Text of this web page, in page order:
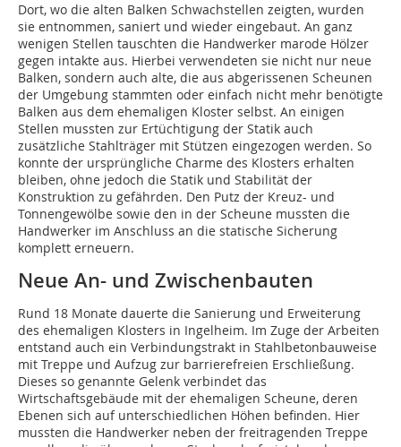
Dort, wo die alten Balken Schwachstellen zeigten, wurden
sie entnommen, saniert und wieder eingebaut. An ganz
wenigen Stellen tauschten die Handwerker marode Hölzer
gegen intakte aus. Hierbei verwendeten sie nicht nur neue
Balken, sondern auch alte, die aus abgerissenen Scheunen
der Umgebung stammten oder einfach nicht mehr benötigte
Balken aus dem ehemaligen Kloster selbst. An einigen
Stellen mussten zur Ertüchtigung der Statik auch
zusätzliche Stahlträger mit Stützen eingezogen werden. So
konnte der ursprüngliche Charme des Klosters erhalten
bleiben, ohne jedoch die Statik und Stabilität der
Konstruktion zu gefährden. Den Putz der Kreuz- und
Tonnengewölbe sowie den in der Scheune mussten die
Handwerker im Anschluss an die statische Sicherung
komplett erneuern.
Neue An- und Zwischenbauten
Rund 18 Monate dauerte die Sanierung und Erweiterung
des ehemaligen Klosters in Ingelheim. Im Zuge der Arbeiten
entstand auch ein Verbindungstrakt in Stahlbetonbauweise
mit Treppe und Aufzug zur barrierefreien Erschließung.
Dieses so genannte Gelenk verbindet das
Wirtschaftsgebäude mit der ehemaligen Scheune, deren
Ebenen sich auf unterschiedlichen Höhen befinden. Hier
mussten die Handwerker neben der freitragenden Treppe